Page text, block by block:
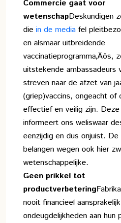
Commercie gaat voor
wetenschapDeskundigen
die in de media fel
en alsmaar uitbreidende
vaccinatieprogramma‚Äôs,
uitstekende ambassadeurs
streven naar de afzet van
(griep)vaccins, ongeacht of
effectief en veilig zijn.
informeert ons weliswaar
eenzijdig en dus onjuist. De
belangen wegen ook hier
wetenschappelijke.
Geen prikkel tot
productverbetering
nooit financieel
ondeugdelijkheden aan hun